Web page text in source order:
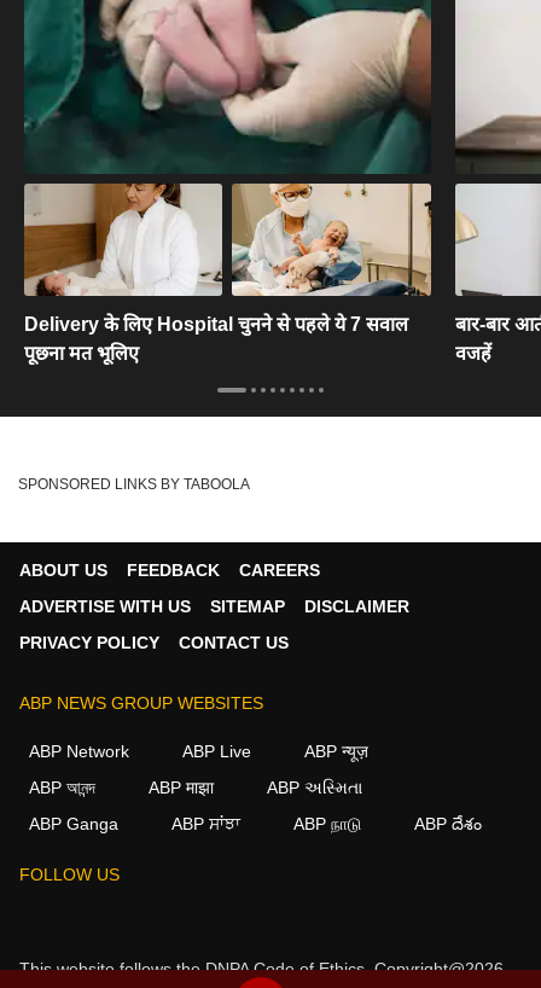
Delivery के लिए Hospital चुनने से पहले ये 7 सवाल
पूछना मत भूलिए
बार-बार
वजहें
SPONSORED LINKS BY TABOOLA
ABOUT US FEEDBACK
CAREERS
ADVERTISE WITH US
SITEMAP
DISCLAIMER
PRIVACY POLICY
CONTACT US
ABP NEWS GROUP WEBSITES
ABP Network ABP Live
ABP न्यूज़
ABP আনন্দ
ABP माझा
ABP અસ્મિતા
ABP Ganga
ABP ਸਾਂਝਾ ABP நாடு ABP దేశం
FOLLOW US
This website follows theDNPA Code of Ethics.Copyright@2026.